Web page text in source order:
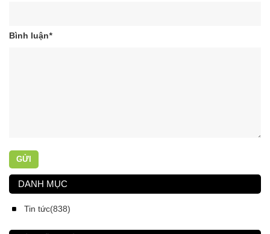
Bình luận*
GỬI
DANH MỤC
Tin tức(838)